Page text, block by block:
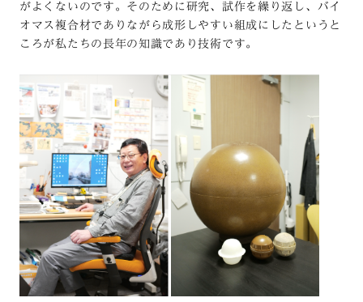
がよくないのです。そのために研究、試作を繰り返し、バイ
オマス複合材でありながら成形しやすい組成にしたというと
ころが私たちの長年の知識であり技術です。